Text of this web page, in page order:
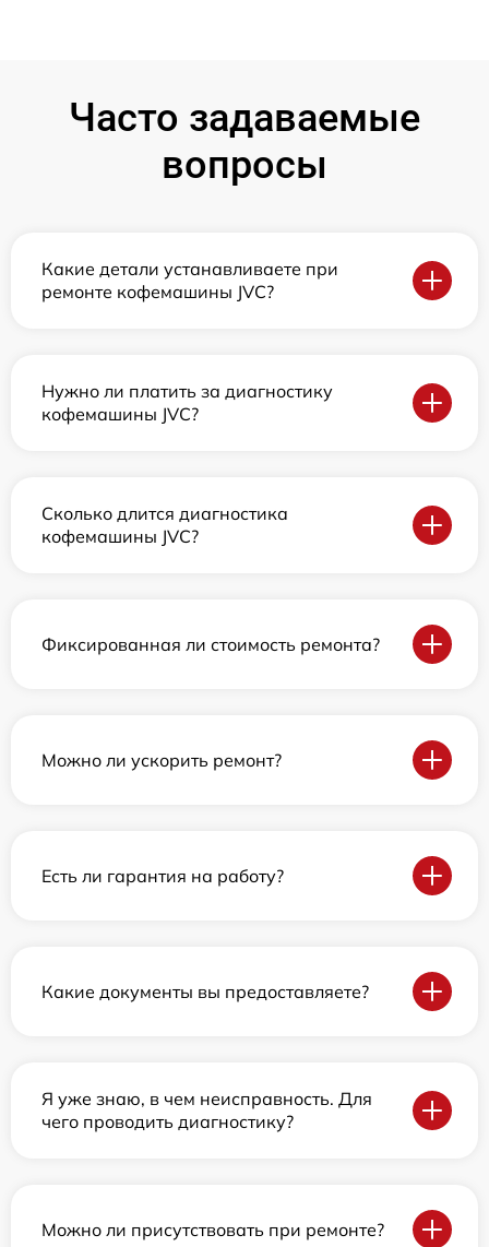
Часто задаваемые
вопросы
Какие детали устанавливаете при
ремонте кофемашины JVC?
Нужно ли платить за диагностику
кофемашины JVC?
Сколько длится диагностика
кофемашины JVC?
Фиксированная ли стоимость ремонта?
Можно ли ускорить ремонт?
Есть ли гарантия на работу?
Какие документы вы предоставляете?
Я уже знаю, в чем неисправность. Для
чего проводить диагностику?
Можно ли присутствовать при ремонте?